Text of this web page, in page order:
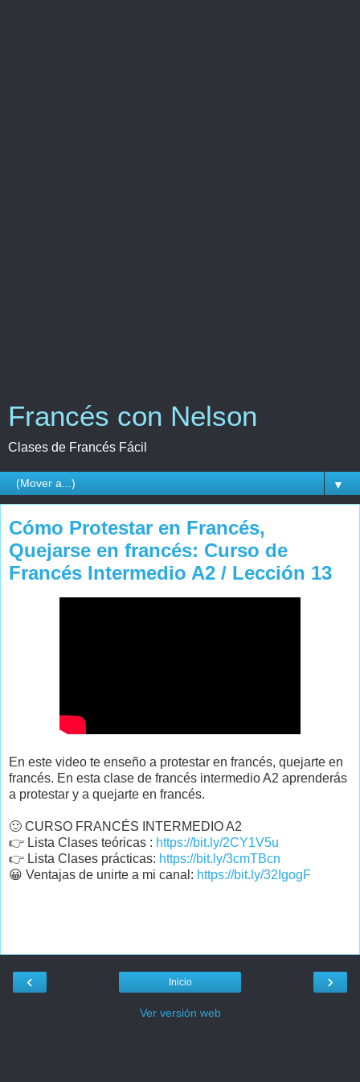
Francés con Nelson
Clases de Francés Fácil
▼
Cómo Protestar en Francés,
Quejarse en francés: Curso de
Francés Intermedio A2 / Lección 13
En este video te enseño a protestar en francés, quejarte en
francés. En esta clase de francés intermedio A2 aprenderás
a protestar y a quejarte en francés.
🙂 CURSO FRANCÉS INTERMEDIO A2
👉 Lista Clases teóricas : https://bit.ly/2CY1V5u
👉 Lista Clases prácticas: https://bit.ly/3cmTBcn
😀 Ventajas de unirte a mi canal: https://bit.ly/32IgogF
‹ ›
Inicio
Ver versión web